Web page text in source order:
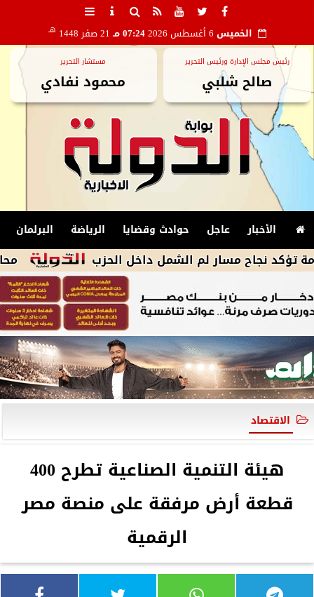
الخميس 07:24 مـ 21 صفر 1448 هـ
رئيس مجلس الإدارة ورئيس التحرير
صالح شلبي
مستشار التحرير
محمود نفادي
الأخبار عاجل حوادث وقضايا الرياضة البرلمان
محافظ مسار لم الشمل داخل الحزب
الاقتصاد
هيئة التنمية الصناعية تطرح 400
قطعة أرض مرفقة على منصة مصر
الرقمية